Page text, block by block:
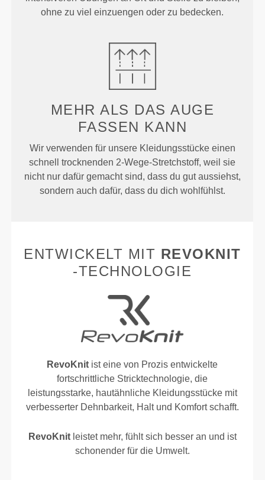
ohne zu viel einzuengen oder zu bedecken.
MEHR ALS DAS AUGE
FASSEN KANN
Wir verwenden für unsere Kleidungsstücke einen
schnell trocknenden 2-Wege-Stretchstoff, weil sie
nicht nur dafür gemacht sind, dass du gut aussiehst,
sondern auch dafür, dass du dich wohlfühlst.
ENTWICKELT MIT REVOKNIT
-TECHNOLOGIE
RevoKnit ist eine von Prozis entwickelte
fortschrittliche Stricktechnologie, die
leistungsstarke, hautähnliche Kleidungsstücke mit
verbesserter Dehnbarkeit, Halt und Komfort schafft.
RevoKnitleistet mehr, fühlt sich besser an und ist
schonender für die Umwelt.